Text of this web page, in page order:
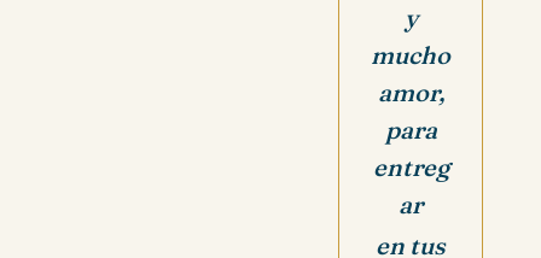
y
mucho
amor,
para
entreg
ar
en tus